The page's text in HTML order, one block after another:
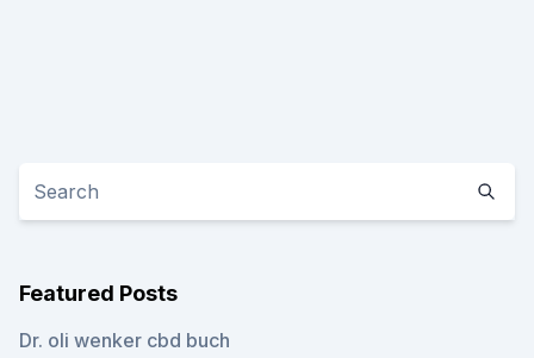
Featured Posts
Dr. oli wenker cbd buch